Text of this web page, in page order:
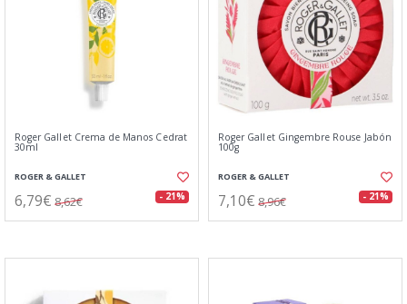
Roger Gallet Crema de Manos Cedrat
30ml
ROGER & GALLET
6,79€ 8,62€ - 21%
Roger Gallet Gingembre Rouse Jabón
100g
ROGER & GALLET
7,10€ 8,96€ - 21%